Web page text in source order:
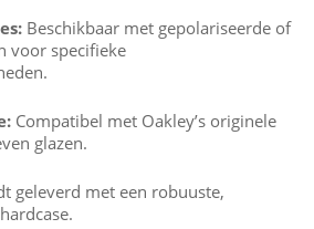
Beschikbaar met gepolariseerde of
voor specifieke
Compatibel met Oakley’s originele
glazen.
geleverd met een robuuste,